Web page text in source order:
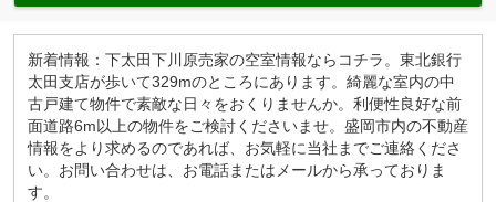
新着情報：下太田下川原売家の空室情報ならコチラ。東北銀行
太田支店が歩いて329mのところにあります。綺麗な室内の中
古戸建て物件で素敵な日々をおくりませんか。利便性良好な前
面道路6m以上の物件をご検討くださいませ。盛岡市内の不動産
情報をより求めるのであれば、お気軽に当社までご連絡くださ
い。お問い合わせは、お電話またはメールから承っておりま
す。